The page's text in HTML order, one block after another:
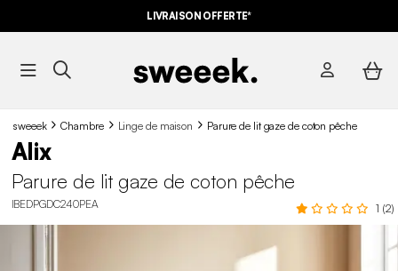
LIVRAISON OFFERTE*
sweeek Chambre Linge de maison Parure de lit gaze de coton pêche
Alix
Parure de lit gaze de coton pêche
IBEDPGDC240PEA 1 (2)